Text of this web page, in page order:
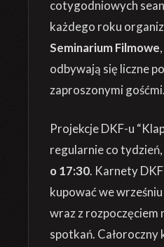
cotygodniowych
każdego roku
Seminarium Filmowe
odbywają się liczne
zaproszonymi gośćmi.
Projekcje DKF-u
regularnie co
o 17:30. Karnety
kupować we
wraz z rozpoczęciem
spotkań. Całoroczny